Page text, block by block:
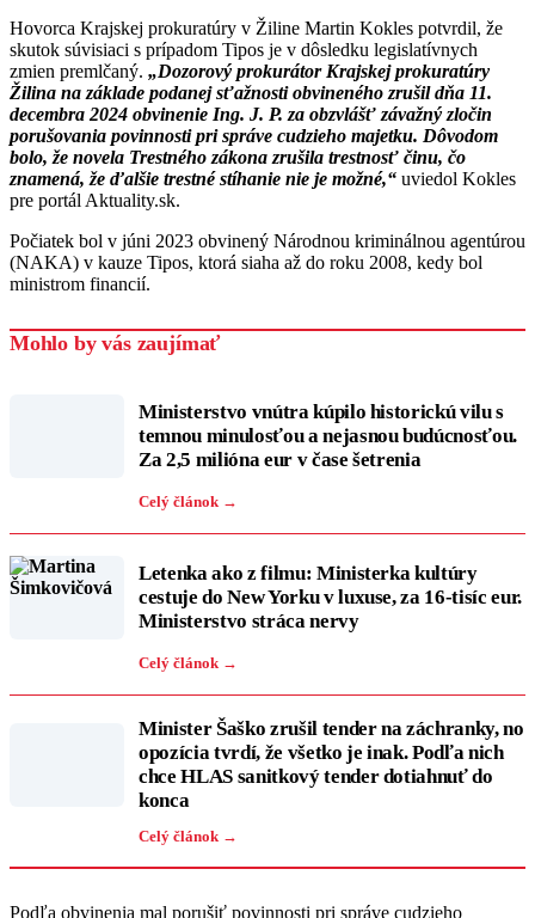
Hovorca Krajskej prokuratúry v Žiline Martin Kokles potvrdil, že
skutok súvisiaci s prípadom Tipos je v dôsledku legislatívnych
zmien premlčaný. „Dozorový prokurátor Krajskej prokuratúry
Žilina na základe podanej sťažnosti obvineného zrušil dňa 11.
decembra 2024 obvinenie Ing. J. P. za obzvlášť závažný zločin
porušovania povinnosti pri správe cudzieho majetku. Dôvodom
bolo, že novela Trestného zákona zrušila trestnosť činu, čo
znamená, že ďalšie trestné stíhanie nie je možné,“ uviedol Kokles
pre portál Aktuality.sk.
Počiatek bol v júni 2023 obvinený Národnou kriminálnou agentúrou
(NAKA) v kauze Tipos, ktorá siaha až do roku 2008, kedy bol
ministrom financií.
Mohlo by vás zaujímať
Ministerstvo vnútra kúpilo historickú vilu s
temnou minulosťou a nejasnou budúcnosťou.
Za 2,5 milióna eur v čase šetrenia
Celý článok →
Letenka ako z filmu: Ministerka kultúry
cestuje do New Yorku v luxuse, za 16-tisíc eur.
Ministerstvo stráca nervy
Celý článok →
Minister Šaško zrušil tender na záchranky, no
opozícia tvrdí, že všetko je inak. Podľa nich
chce HLAS sanitkový tender dotiahnuť do
konca
Celý článok →
Podľa obvinenia mal porušiť povinnosti pri správe cudzieho